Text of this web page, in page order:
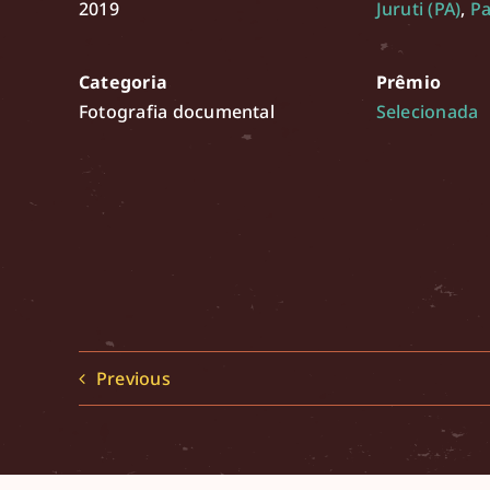
2019 Juruti (PA),
Categoria
Fotografia documental
Prêmio
Selecionada
Previous